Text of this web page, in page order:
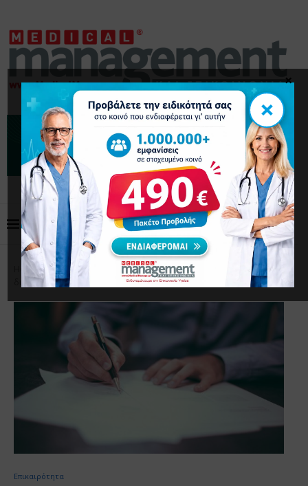
Home Επικαιρότητα
ΣτΕ: Θέτει αυστηρούς κανόνες
διαφάνειας για τις μονομερείς αυξήσεις στα ασφάλιστρα υγείας
Επικαιρότητα
×
×